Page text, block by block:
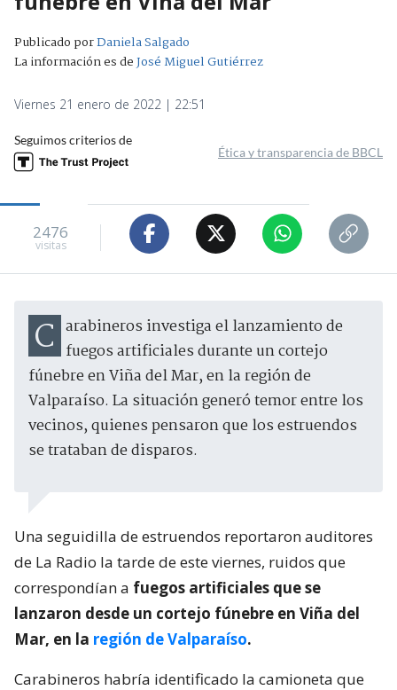
Publicado porDaniela Salgado
La información es deJosé Miguel Gutiérrez
Viernes 21 enero de 2022 | 22:51
Seguimos criterios de
Ética y transparencia de BBCL
2476
visitas
Carabineros investiga el lanzamiento de fuegos artificiales durante un cortejo
fúnebre en Viña del Mar, en la región de
Valparaíso. La situación generó temor entre los
vecinos, quienes pensaron que los estruendos
se trataban de disparos.
Una seguidilla de estruendos reportaron auditores
de La Radio la tarde de este viernes, ruidos que
correspondían a fuegos artificiales que se
lanzaron desde un cortejo fúnebre en Viña del
Mar, en la región de Valparaíso.
Carabineros habría identificado la camioneta que